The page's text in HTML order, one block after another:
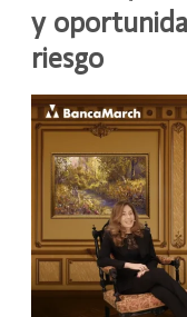
y
riesgo